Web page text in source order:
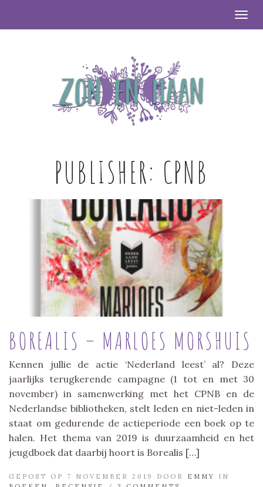
PUBLISHER: CPNB
BOREALIS – MARLOES MORSHUIS
Kennen jullie de actie ‘Nederland leest’ al? Deze
jaarlijks terugkerende campagne (1 tot en met 30
november) in samenwerking met het CPNB en de
Nederlandse bibliotheken, stelt leden en niet-leden in
staat om gedurende de actieperiode een boek op te
halen. Het thema van 2019 is duurzaamheid en het
jeugdboek dat daarbij hoort is Borealis […]
GEPOST OP 7 NOVEMBER 2019 DOOR EMMY
IN